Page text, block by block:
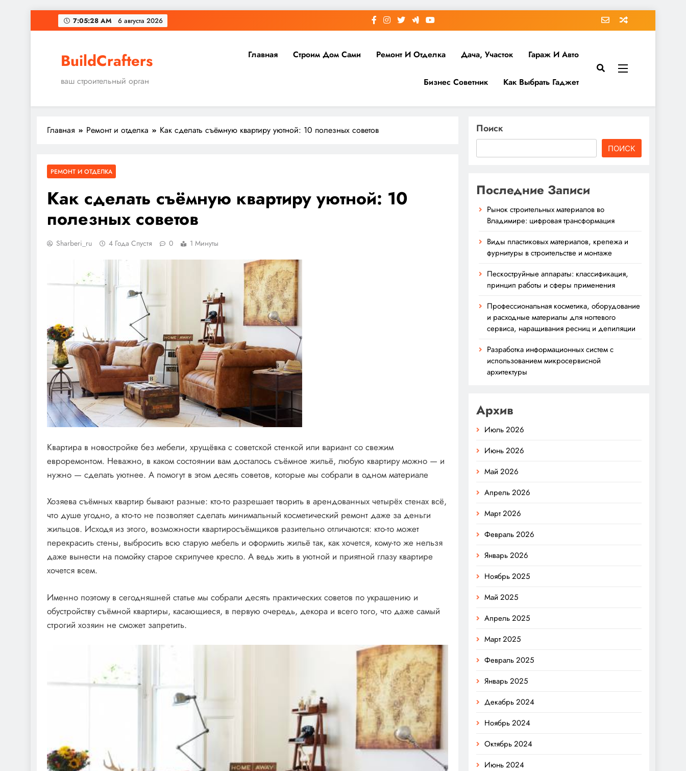
Перейти
к
7:05:30 AM 6 августа 2026
BuildCrafters
ваш строительный орган
Главная Строим Дом Сами Ремонт И Отделка Дача, Участок Гараж И Авто
Бизнес Советник Как Выбрать Гаджет
Главная Ремонт и отделка Как сделать съёмную квартиру уютной: 10 полезных советов
РЕМОНТ И ОТДЕЛКА
Как сделать съёмную квартиру уютной: 10
полезных советов
Sharberi_ru 4 Года Спустя 0 1 Минуты
Квартира в новостройке без мебели, хрущёвка с советской стенкой или вариант со свежим
евроремонтом. Неважно, в каком состоянии вам досталось съёмное жильё, любую квартиру можно — и
нужно — сделать уютнее. А помогут в этом десять советов, которые мы собрали в одном материале
Хозяева съёмных квартир бывают разные: кто-то разрешает творить в арендованных четырёх стенах всё,
что душе угодно, а кто-то не позволяет сделать минимальный косметический ремонт даже за деньги
жильцов. Исходя из этого, возможности квартиросъёмщиков разительно отличаются: кто-то может
перекрасить стены, выбросить всю старую мебель и оформить жильё так, как хочется, кому-то же нельзя
даже вынести на помойку старое скрипучее кресло. А ведь жить в уютной и приятной глазу квартире
хочется всем.
Именно поэтому в сегодняшней статье мы собрали десять практических советов по украшению и
обустройству съёмной квартиры, касающиеся, в первую очередь, декора и всего того, что даже самый
строгий хозяин не сможет запретить.
Поиск
ПОИСК
Последние Записи
Рынок строительных материалов во
Владимире: цифровая трансформация
Виды пластиковых материалов, крепежа и
фурнитуры в строительстве и монтаже
Пескоструйные аппараты: классификация,
принцип работы и сферы применения
Профессиональная косметика, оборудование
и расходные материалы для ногтевого
сервиса, наращивания ресниц и депиляции
Разработка информационных систем с
использованием микросервисной
архитектуры
Архив
Июль 2026
Июнь 2026
Май 2026
Апрель 2026
Март 2026
Февраль 2026
Январь 2026
Ноябрь 2025
Май 2025
Апрель 2025
Март 2025
Февраль 2025
Январь 2025
Декабрь 2024
Ноябрь 2024
Октябрь 2024
Июнь 2024